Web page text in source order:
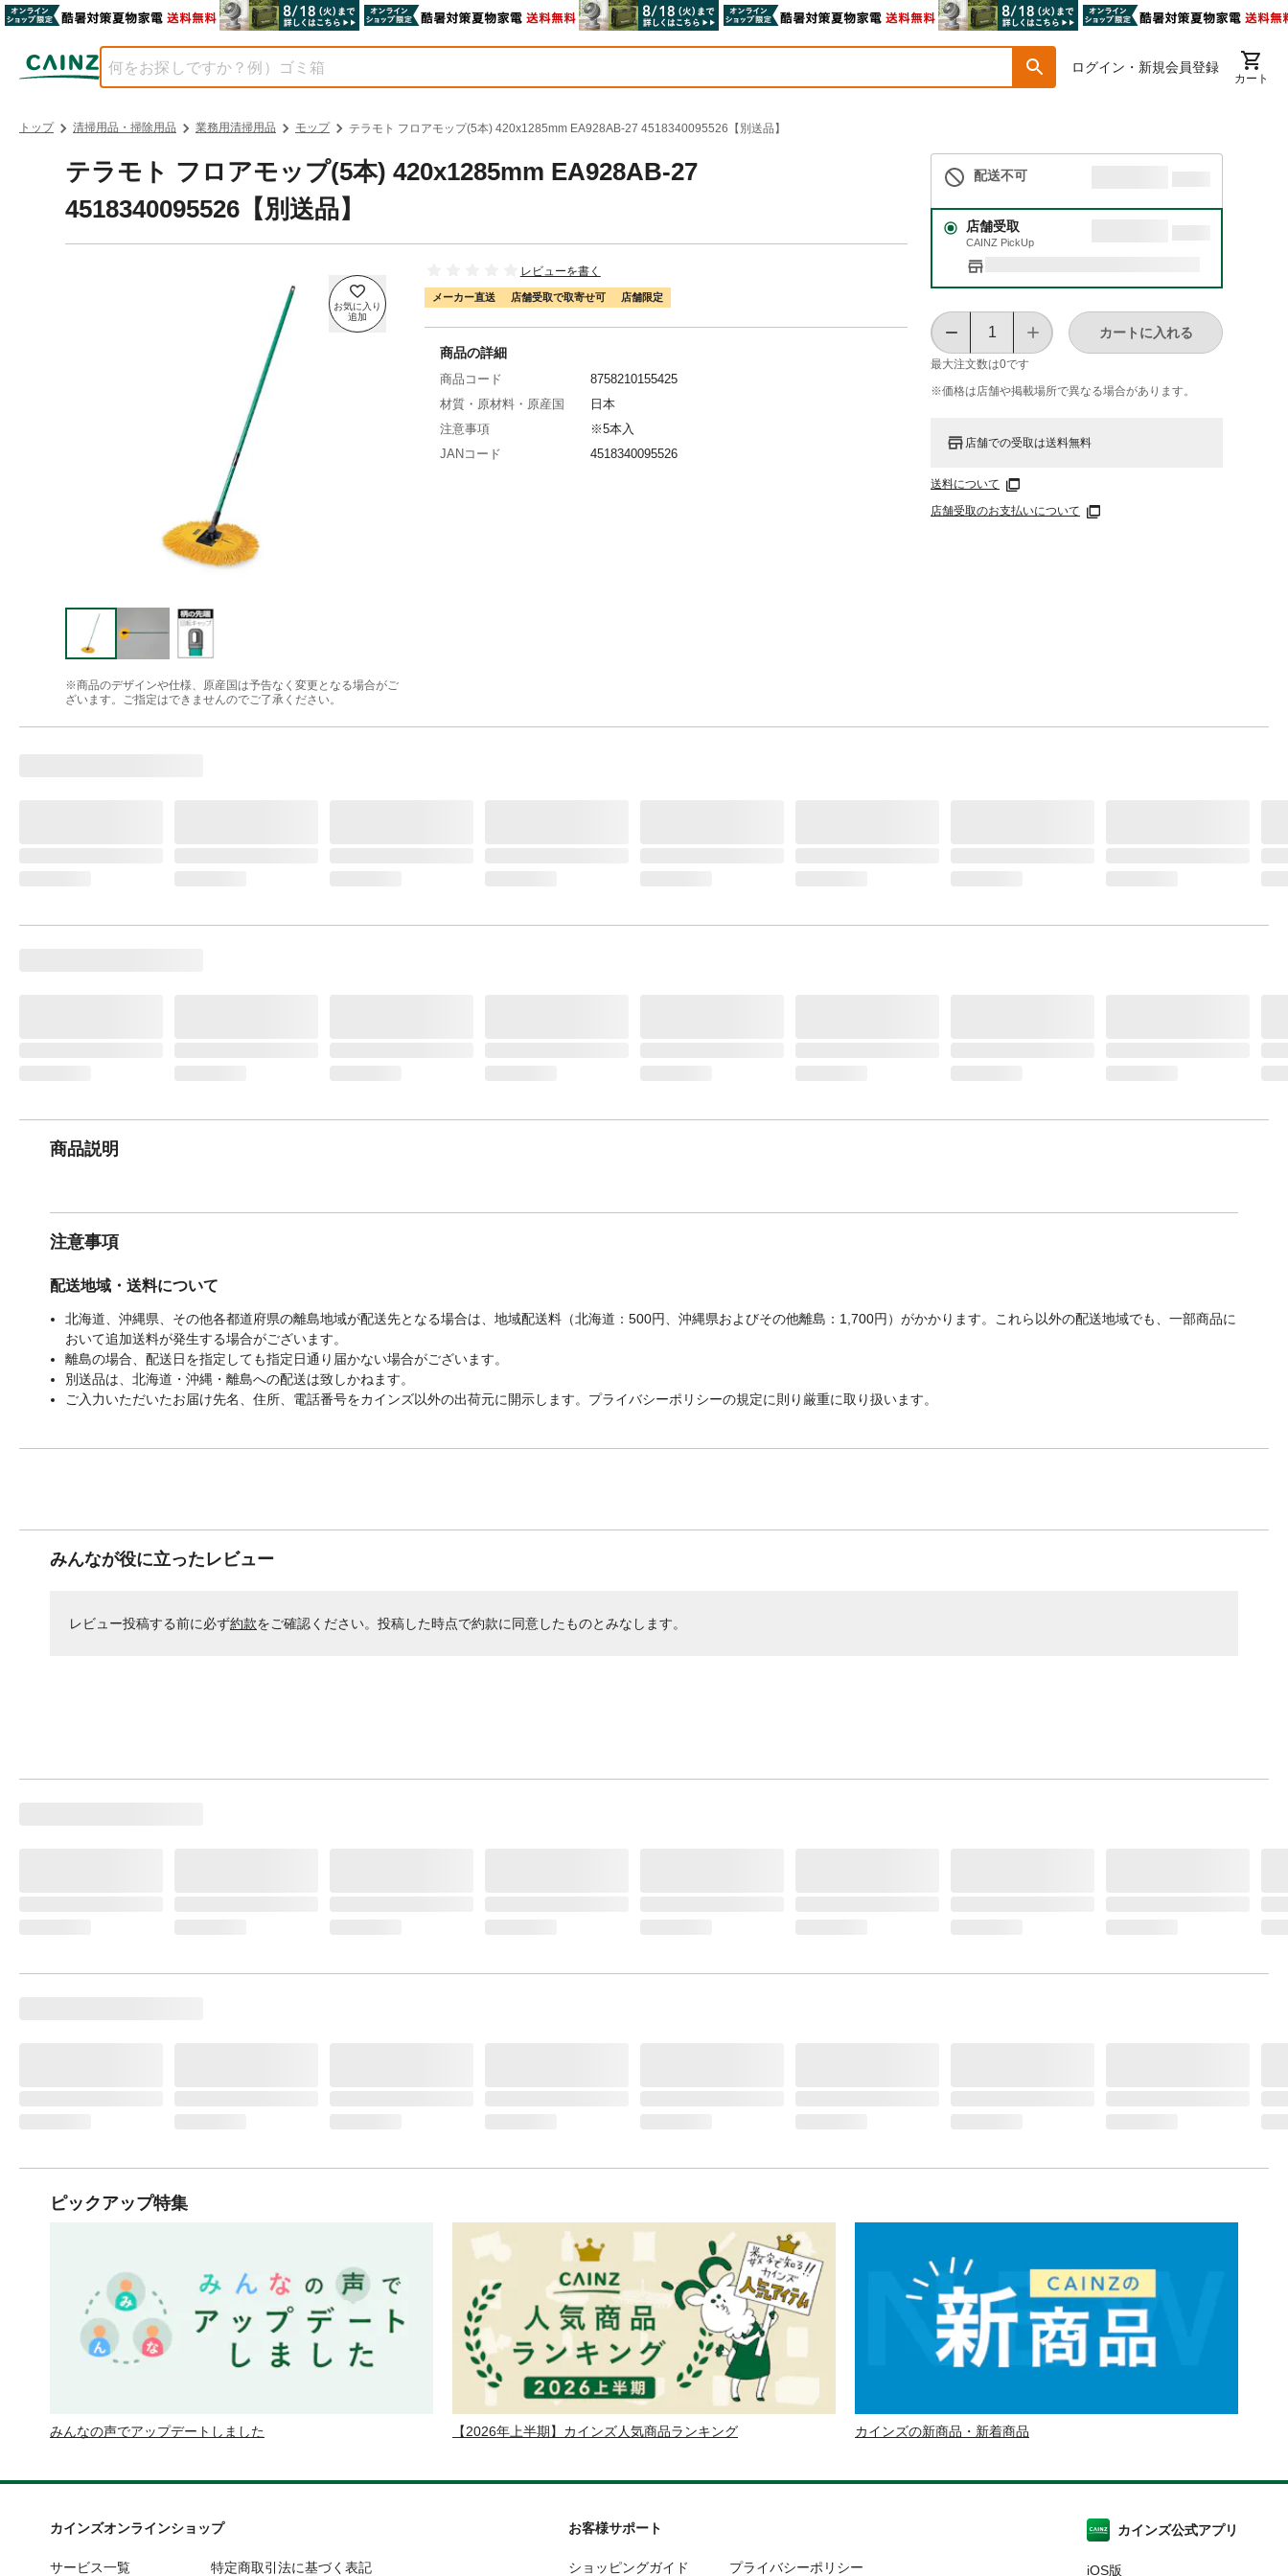
ログイン・新規会員登録
カート
トップ 清掃用品・掃除用品 業務用清掃用品 モップ テラモト フロアモップ(5本) 420x1285mm EA928AB-27 4518340095526【別送品】
テラモト フロアモップ(5本) 420x1285mm EA928AB-27
4518340095526【別送品】
※商品のデザインや仕様、原産国は予告なく変更となる場合がご
ざいます。ご指定はできませんのでご了承ください。
レビューを書く
メーカー直送 店舗受取で取寄せ可 店舗限定
配送不可
店舗受取
CAINZ PickUp
最大注文数は0です
カートに入れる
※価格は​店舗や​掲載場所で​異なる​場合が​あります。
店舗での受取は送料無料
送料について
店舗受取のお支払いについて
商品の詳細
商品コード
8758210155425
材質・原材料・原産国
日本
注意事項
※5本入
JANコード
4518340095526
商品説明
注意事項
配送地域・送料について
北海道、沖縄県、その他各都道府県の離島地域が配送先となる場合は、地域配送料（北海道：500円、沖縄県およびその他離島：1,700円）がかかります。これら以外の配送地域でも、一部商品に
おいて追加送料が発生する場合がございます。
離島の場合、配送日を指定しても指定日通り届かない場合がございます。
別送品は、北海道・沖縄・離島への配送は致しかねます。
ご入力いただいたお届け先名、住所、電話番号をカインズ以外の出荷元に開示します。プライバシーポリシーの規定に則り厳重に取り扱います。
みんなが役に立ったレビュー
レビュー投稿する前に必ず約款をご確認ください。投稿した時点で約款に同意したものとみなします。
ピックアップ特集
みんなの声でアップデートしました 【2026年上半期】カインズ人気商品ランキング カインズの新商品・新着商品
カインズオンラインショップ
サービス一覧 特定商取引法に基づく表記
お客様サポート
ショッピングガイド プライバシーポリシー
カインズ公式アプリ
iOS版